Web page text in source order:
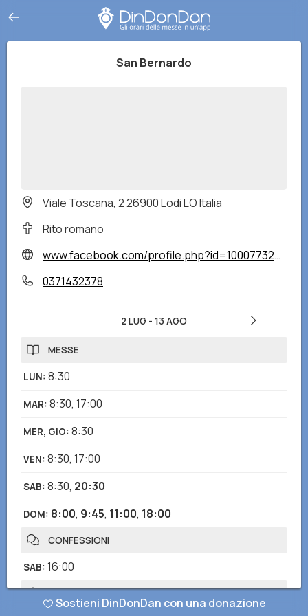
San Bernardo
Viale Toscana, 2 26900 Lodi LO Italia
Rito romano
www.facebook.com/profile.php?id=100077320813372#
0371432378
2 LUG - 13 AGO
MESSE
LUN: 8:30
MAR: 8:30, 17:00
MER, GIO: 8:30
VEN: 8:30, 17:00
SAB: 8:30, 20:30
DOM: 8:00, 9:45, 11:00, 18:00
CONFESSIONI
SAB: 16:00
ROSARIO
Sostieni DinDonDan con una donazione